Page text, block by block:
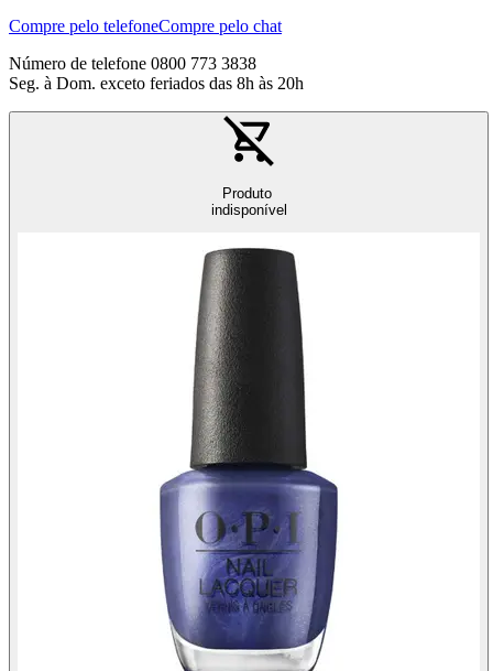
Compre pelo telefoneCompre pelo chat
Número de telefone 0800 773 3838
Seg. à Dom. exceto feriados das 8h às 20h
Produto
indisponível